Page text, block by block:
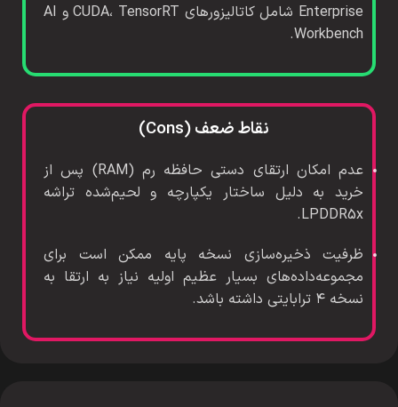
Enterprise شامل کاتالیزورهای CUDA، TensorRT و AI
Workbench.
نقاط ضعف (Cons)
عدم امکان ارتقای دستی حافظه رم (RAM) پس از
خرید به دلیل ساختار یکپارچه و لحیم‌شده تراشه
LPDDR5x.
ظرفیت ذخیره‌سازی نسخه پایه ممکن است برای
مجموعه‌داده‌های بسیار عظیم اولیه نیاز به ارتقا به
نسخه ۴ ترابایتی داشته باشد.